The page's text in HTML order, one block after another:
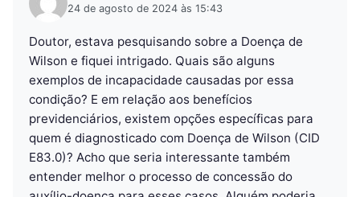
24 de agosto de 2024 às 15:43
Doutor, estava pesquisando sobre a Doença de
Wilson e fiquei intrigado. Quais são alguns
exemplos de incapacidade causadas por essa
condição? E em relação aos benefícios
previdenciários, existem opções específicas para
quem é diagnosticado com Doença de Wilson (CID
E83.0)? Acho que seria interessante também
entender melhor o processo de concessão do